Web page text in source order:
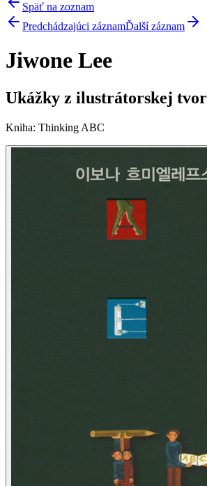
Späť na zoznam
Predchádzajúci záznamĎalší záznam
Jiwone Lee
Ukážky z ilustrátorskej
Kniha: Thinking ABC